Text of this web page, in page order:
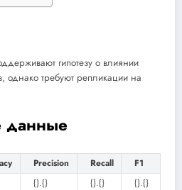
гипотезу о влиянии
однако требуют репликации на
данные
Precision Recall
F1
{}.{} {}.{}
{}.{}